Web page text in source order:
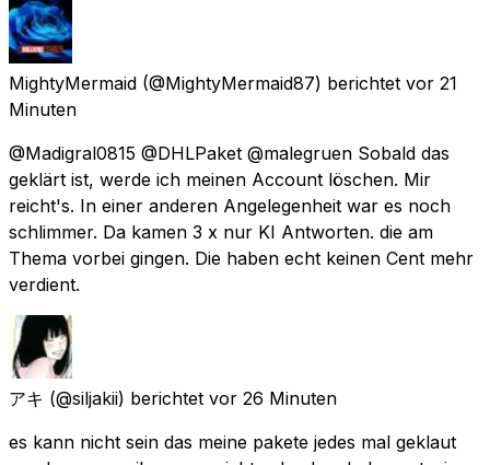
MightyMermaid (@MightyMermaid87) berichtet vor 21
Minuten
@Madigral0815 @DHLPaket @malegruen Sobald das
geklärt ist, werde ich meinen Account löschen. Mir
reicht's. In einer anderen Angelegenheit war es noch
schlimmer. Da kamen 3 x nur KI Antworten. die am
Thema vorbei gingen. Die haben echt keinen Cent mehr
verdient.
アキ (@siljakii) berichtet vor 26 Minuten
es kann nicht sein das meine pakete jedes mal geklaut